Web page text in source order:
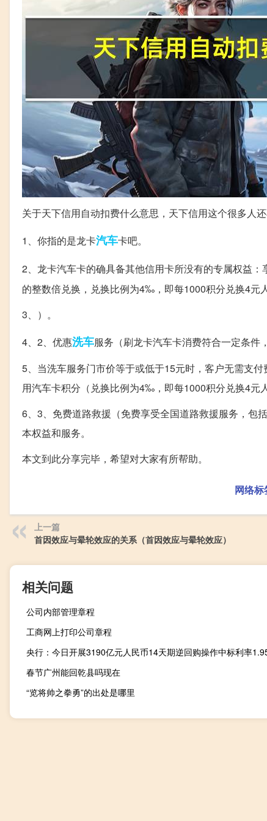
关于天下信用自动扣费什么意思，天下信用这个很多人
1、你指的是龙卡汽车卡吧。
2、龙卡汽车卡的确具备其他信用卡所没有的专属权益：
的整数倍兑换，兑换比例为4‰，即每1000积分兑换4元人
3、）。
4、2、优惠洗车服务（刷龙卡汽车卡消费符合一定条件
5、当洗车服务门市价等于或低于15元时，客户无需支
用汽车卡积分（兑换比例为4‰，即每1000积分兑换4元
6、3、免费道路救援（免费享受全国道路救援服务，包
本权益和服务。
本文到此分享完毕，希望对大家有所帮助。
网络标
上一篇
首因效应与晕轮效应的关系（首因效应与晕轮效应）
相关问题
公司内部管理章程
工商网上打印公司章程
春节广州能回乾县吗现在
“览将帅之拳勇”的出处是哪里